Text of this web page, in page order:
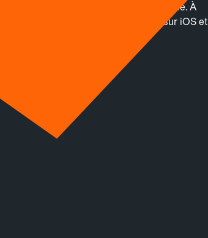
à l’avance via un paiement sécurisé. À
chauffeur en temps réel. Disponible sur iOS et